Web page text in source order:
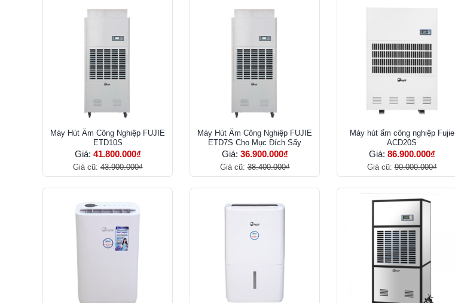
Máy Hút Ẩm Công Nghiệp FUJIE
ETD10S
Giá: 41.800.000₫
Giá cũ:43.900.000₫
Máy Hút Ẩm Công Nghiệp FUJIE
ETD7S Cho Mục Đích Sấy
Giá: 36.900.000₫
Giá cũ:38.400.000₫
Máy hút ẩm công nghiệp Fujie
ACD20S
Giá: 86.900.000₫
Giá cũ:90.000.000₫